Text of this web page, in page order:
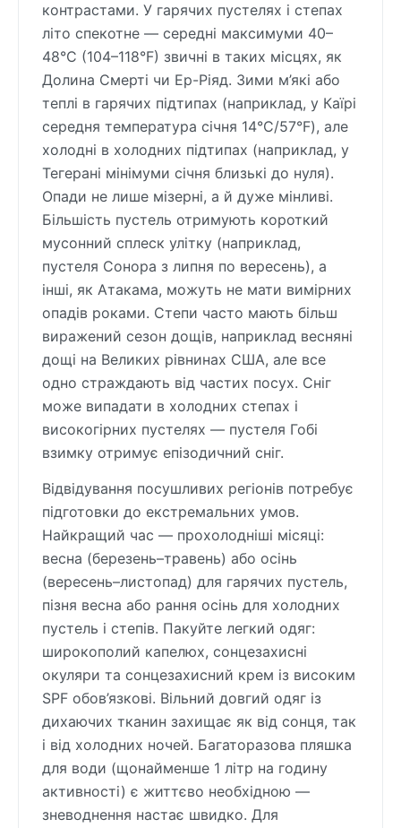
контрастами. У гарячих пустелях і степах
літо спекотне — середні максимуми 40–
48°C (104–118°F) звичні в таких місцях, як
Долина Смерті чи Ер-Ріяд. Зими м’які або
теплі в гарячих підтипах (наприклад, у Каїрі
середня температура січня 14°C/57°F), але
холодні в холодних підтипах (наприклад, у
Тегерані мінімуми січня близькі до нуля).
Опади не лише мізерні, а й дуже мінливі.
Більшість пустель отримують короткий
мусонний сплеск улітку (наприклад,
пустеля Сонора з липня по вересень), а
інші, як Атакама, можуть не мати вимірних
опадів роками. Степи часто мають більш
виражений сезон дощів, наприклад весняні
дощі на Великих рівнинах США, але все
одно страждають від частих посух. Сніг
може випадати в холодних степах і
високогірних пустелях — пустеля Гобі
взимку отримує епізодичний сніг.
Відвідування посушливих регіонів потребує
підготовки до екстремальних умов.
Найкращий час — прохолодніші місяці:
весна (березень–травень) або осінь
(вересень–листопад) для гарячих пустель,
пізня весна або рання осінь для холодних
пустель і степів. Пакуйте легкий одяг:
широкополий капелюх, сонцезахисні
окуляри та сонцезахисний крем із високим
SPF обов’язкові. Вільний довгий одяг із
дихаючих тканин захищає як від сонця, так
і від холодних ночей. Багаторазова пляшка
для води (щонайменше 1 літр на годину
активності) є життєво необхідною —
зневоднення настає швидко. Для